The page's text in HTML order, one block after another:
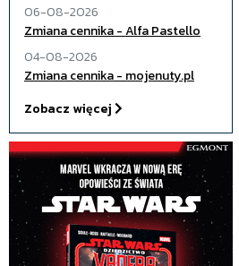
06-08-2026
Zmiana cennika - Alfa Pastello
04-08-2026
Zmiana cennika - mojenuty.pl
Zobacz więcej